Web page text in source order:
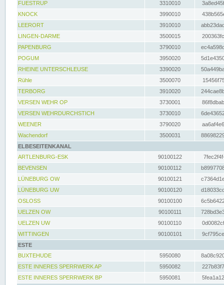
FUESTRUP
3310010
KNOCK
3990010
LEERORT
3910010
LINGEN-DARME
3500015
PAPENBURG
3790010
POGUM
3950020
RHEINE UNTERSCHLEUSE
3390020
Rühle
3500070
TERBORG
3910020
VERSEN WEHR OP
3730001
VERSEN WEHRDURCHSTICH
3730010
WEENER
3790020
Wachendorf
3500031
ELBESEITENKANAL
ARTLENBURG-ESK
90100122
BEVENSEN
90100112
LÜNEBURG OW
90100121
LÜNEBURG UW
90100120
OSLOSS
90100100
UELZEN OW
90100111
UELZEN UW
90100110
WITTINGEN
90100101
ESTE
BUXTEHUDE
5950080
ESTE INNERES SPERRWERK AP
5950082
ESTE INNERES SPERRWERK BP
5950081